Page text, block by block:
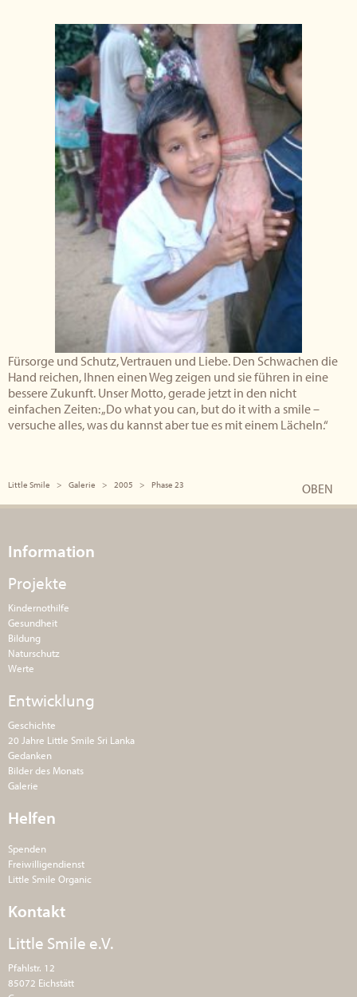
Fürsorge und Schutz, Vertrauen und Liebe. Den Schwachen die
Hand reichen, Ihnen einen Weg zeigen und sie führen in eine
bessere Zukunft. Unser Motto, gerade jetzt in den nicht
einfachen Zeiten: „Do what you can, but do it with a smile –
versuche alles, was du kannst aber tue es mit einem Lächeln.“
Little Smile Galerie 2005 Phase 23 OBEN
Information
Projekte
Kindernothilfe
Gesundheit
Bildung
Naturschutz
Werte
Entwicklung
Geschichte
20 Jahre Little Smile Sri Lanka
Gedanken
Bilder des Monats
Galerie
Helfen
Spenden
Freiwilligendienst
Little Smile Organic
Kontakt
Little Smile e.V.
Pfahlstr. 12
85072 Eichstätt